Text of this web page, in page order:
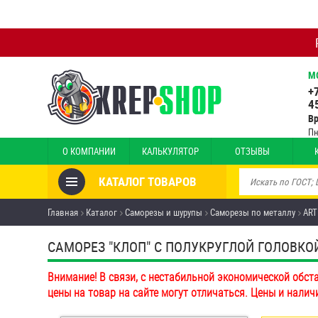
О КОМПАНИИ КАЛЬКУЛЯТОР ОТЗЫВЫ
КАТАЛОГ ТОВАРОВ
Товары со скидкой
Анкеры
Антивандальный крепёж,
инструмент
Болты и винты
Главная Каталог Саморезы и шурупы Саморезы по металлу
САМОРЕЗ "КЛОП" С ПОЛУКРУГЛОЙ
Внимание! В связи, с нестабильной экономической
цены на товар на сайте могут отличаться. Цены и